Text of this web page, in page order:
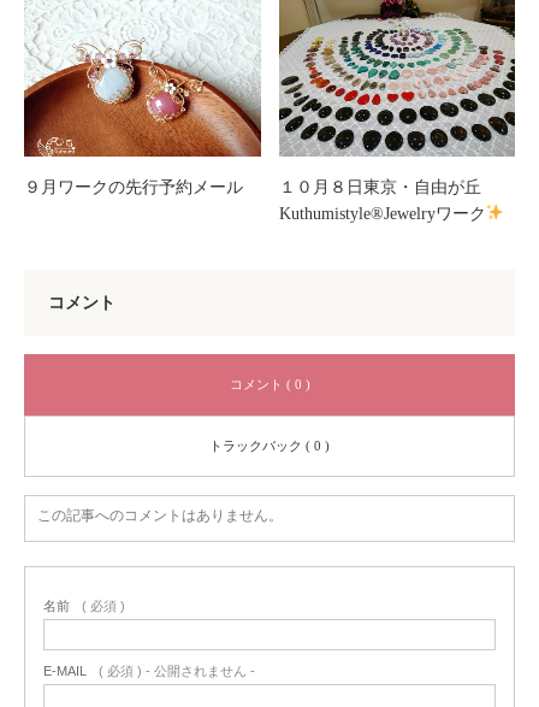
９月ワークの先行予約メール
１０月８日東京・自由が丘
Kuthumistyle®Jewelryワーク
コメント
コメント ( 0 )
トラックバック ( 0 )
この記事へのコメントはありません。
名前 ( 必須 )
E-MAIL ( 必須 ) - 公開されません -